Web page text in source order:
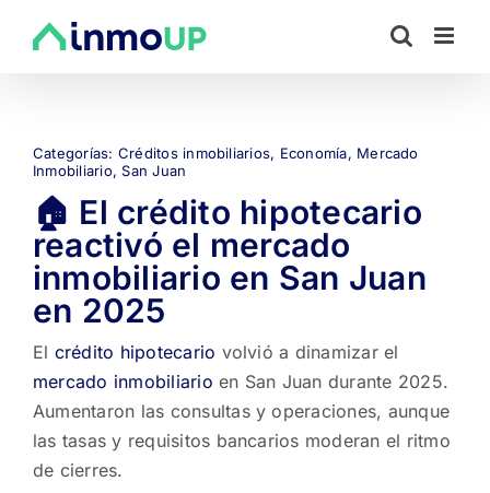
Categorías: Créditos inmobiliarios, Economía, Mercado
Inmobiliario,San Juan
🏠 El crédito hipotecario
reactivó el mercado
inmobiliario en San Juan
en 2025
El crédito hipotecario volvió a dinamizar el
mercado inmobiliario en San Juan durante 2025.
Aumentaron las consultas y operaciones, aunque
las tasas y requisitos bancarios moderan el ritmo
de cierres.